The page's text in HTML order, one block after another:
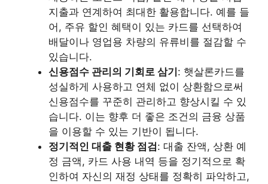
지출과 연계하여 최대한 활용합니다. 예를 들
어, 주유 할인 혜택이 있는 카드를 선택하여
배달이나 영업용 차량의 유류비를 절감할 수
있습니다.
신용점수 관리의 기회로 삼기: 햇살론카드를
성실하게 사용하고 연체 없이 상환함으로써
신용점수를 꾸준히 관리하고 향상시킬 수 있
습니다. 이는 향후 더 좋은 조건의 금융 상품
을 이용할 수 있는 기반이 됩니다.
정기적인 대출 현황 점검: 대출 잔액, 상환 예
정 금액, 카드 사용 내역 등을 정기적으로 확
인하여 자신의 재정 상태를 정확히 파악하고,